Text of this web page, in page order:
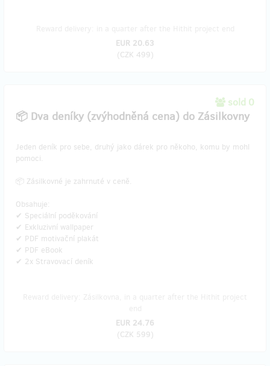
EUR 20.63
(CZK 499)
sold 0
📦 Dva deníky (zvýhodněná cena) do Zásilkovny
Jeden deník pro sebe, druhý jako dárek pro někoho, komu by mohl
pomoci.
📦 Zásilkovné je zahrnuté v ceně.
Obsahuje:
✔ Speciální poděkování
✔ Exkluzivní wallpaper
✔ PDF motivační plakát
✔ PDF eBook
✔ 2x Stravovací deník
EUR 24.76
(CZK 599)